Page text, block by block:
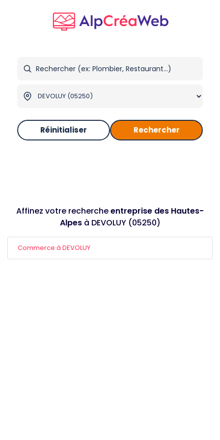
Réinitialiser Rechercher
Affinez votre rechercheentreprise des Hautes-
Alpesà DEVOLUY (05250)
Commerce à DEVOLUY